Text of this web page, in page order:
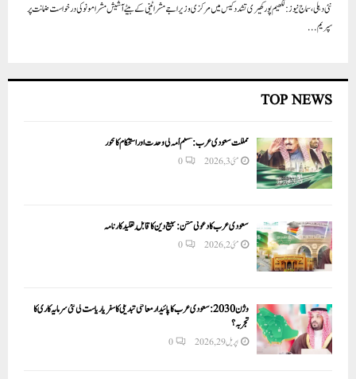
نئی دہلی،سماج نیوز : لکھیم پور کھیری تشدد کیس میں مرکزی وزیر اجے مشرا ٹینی کے بیٹے آشیش مشرا مونو کی درخواست ضمانت پر
سپریم...
TOP NEWS
مملکت سعودی عرب: مسلم اُمہ کی وحدت اور استحکام کا محور
مئی 3, 2026 0
سعودی عرب کا دعوتی مشن: تبلیغ دین کا قابلِ تقلید کارنامہ
مئی 2, 2026 0
وژن 2030:سعودی عرب کا پائیدار معاشی تبدیلی کا سفر یا ریاست کی نئی سرمایہ کاری کا
تجربہ؟
اپریل 29, 2026 0